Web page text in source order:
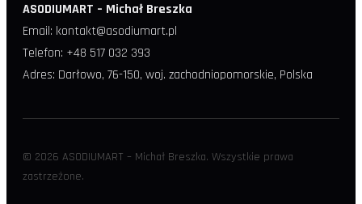
ASODIUMART – Michał Breszka
Email: kontakt@asodiumart.pl
Telefon: +48 517 032 393
Adres: Darłowo, 76-150, woj. zachodniopomorskie, Polska
© 2026 ASODIUMART – Michał Breszka. Wszystkie prawa
zastrzeżone.